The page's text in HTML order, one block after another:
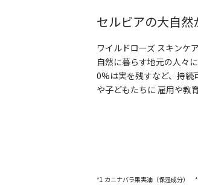
セルビアの大自
ワイルドローズ スキンケ
自然に暮らす地元の人々
0%は実を残すなど、持続
や子どもたちに 雇用や教
*1 カニナバラ果実油（保湿成分）